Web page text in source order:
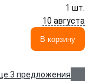
1 шт.
10 августа
В корзину
3 предложения